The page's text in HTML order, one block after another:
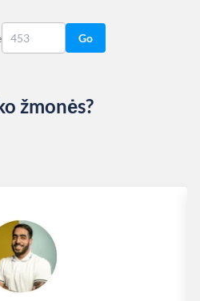
Go
žmonės?